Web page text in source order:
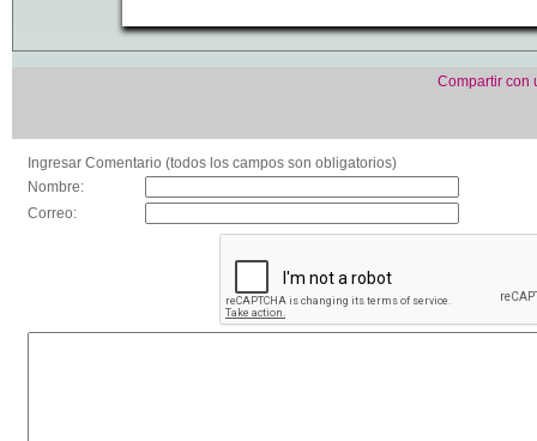
Compartir con
Ingresar Comentario (todos los campos son obligatorios)
Nombre:
Correo: